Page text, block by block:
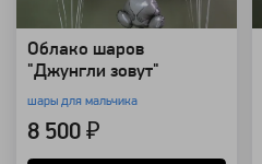
Облако шаров
"Джунгли зовут"
шары для мальчика
8 500 ₽